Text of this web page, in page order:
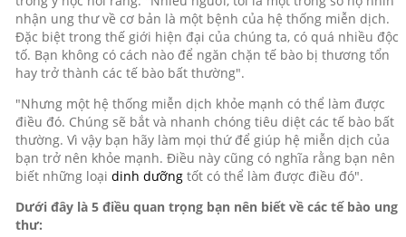
nhận ung thư về cơ bản là một bệnh của hệ thống miễn dịch.
Đặc biệt trong thế giới hiện đại của chúng ta, có quá nhiều độc
tố. Bạn không có cách nào để ngăn chặn tế bào bị thương tổn
hay trở thành các tế bào bất thường".
"Nhưng một hệ thống miễn dịch khỏe mạnh có thể làm được
điều đó. Chúng sẽ bắt và nhanh chóng tiêu diệt các tế bào bất
thường. Vì vậy bạn hãy làm mọi thứ để giúp hệ miễn dịch của
bạn trở nên khỏe mạnh. Điều này cũng có nghĩa rằng bạn nên
biết những loại dinh dưỡngtốt có thể làm được điều đó".
Dưới đây là 5 điều quan trọng bạn nên biết về các tế bào ung
thư: